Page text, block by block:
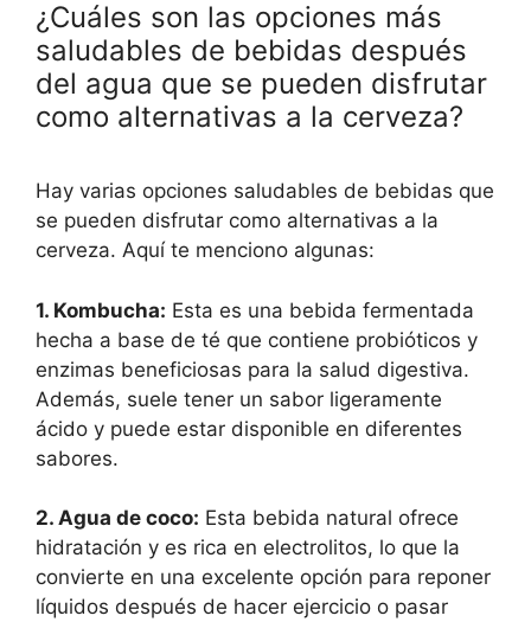
¿Cuáles son las opciones más
saludables de bebidas después
del agua que se pueden disfrutar
como alternativas a la cerveza?
Hay varias opciones saludables de bebidas que
se pueden disfrutar como alternativas a la
cerveza. Aquí te menciono algunas:
1. Kombucha: Esta es una bebida fermentada
hecha a base de té que contiene probióticos y
enzimas beneficiosas para la salud digestiva.
Además, suele tener un sabor ligeramente
ácido y puede estar disponible en diferentes
sabores.
2. Agua de coco: Esta bebida natural ofrece
hidratación y es rica en electrolitos, lo que la
convierte en una excelente opción para reponer
líquidos después de hacer ejercicio o pasar